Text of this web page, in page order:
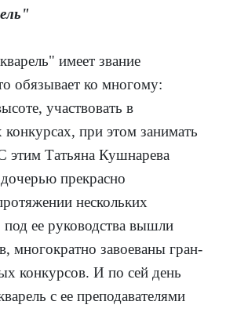
имеет звание
обязывает ко многому:
участвовать в
при этом занимать
этим Татьяна Кушнарева
прекрасно
нескольких
под ее руководства вышли
многократно завоеваны гран-
конкурсов. И по сей день
с ее преподавателями